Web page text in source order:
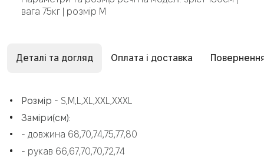
вага 75кг | розмір М
Деталі та догляд Оплата і доставка
Розмір - S,M,L,XL,XXL,ХХXL
Заміри(см):
- довжина 68,70,74,75,77,80
- рукав 66,67,70,70,72,74